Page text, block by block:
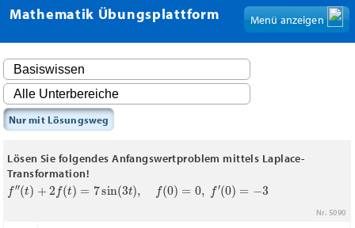
Mathematik Übungsplattform Menü anzeigen
Nur mit Lösungsweg
Lösen Sie folgendes Anfangswertproblem mittels Laplace-
Transformation!
f″(t)+ f( t)=7 sin( 3 ),f(0 0,f′(0 −
Nr. 5090